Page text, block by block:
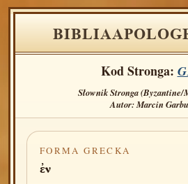
Kod Stronga:
Słownik Stronga
Autor: Marcin
FORMA GRECKA
ἐν